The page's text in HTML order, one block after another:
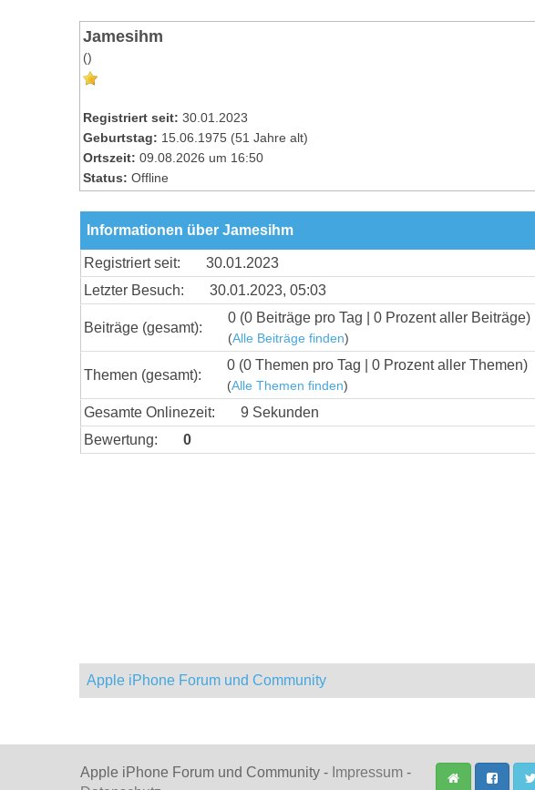
Jamesihm
()
Registriert seit: 30.01.2023
Geburtstag: 15.06.1975 (51 Jahre alt)
Ortszeit: 09.08.2026 um 16:50
Status: Offline
Informationen über Jamesihm
Registriert seit:
30.01.2023
Letzter Besuch:
30.01.2023, 05:03
Beiträge (gesamt):
0 (0 Beiträge pro Tag | 0 Prozent aller Beiträge)
(Alle Beiträge finden)
Themen (gesamt):
0 (0 Themen pro Tag | 0 Prozent aller Themen)
(Alle Themen finden)
Gesamte Onlinezeit:
9 Sekunden
Bewertung:
0
Apple iPhone Forum und Community
Apple iPhone Forum und Community - Impressum -